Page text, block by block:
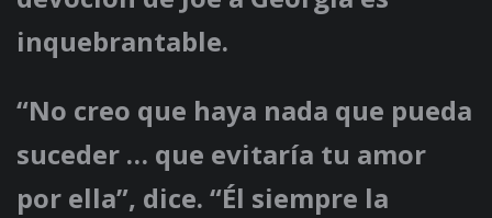
inquebrantable.
“No creo que haya nada que pueda
suceder … que evitaría tu amor
por ella”, dice. “Él siempre la